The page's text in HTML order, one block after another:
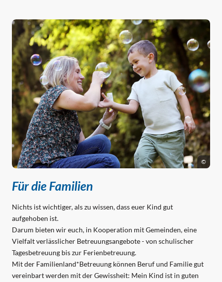
©
Für die Familien
Nichts ist wichtiger, als zu wissen, dass euer Kind gut
aufgehoben ist.
Darum bieten wir euch, in Kooperation mit Gemeinden, eine
Vielfalt verlässlicher Betreuungsangebote - von schulischer
Tagesbetreuung bis zur Ferienbetreuung.
Mit der Familienland*Betreuung können Beruf und Familie gut
vereinbart werden mit der Gewissheit: Mein Kind ist in guten